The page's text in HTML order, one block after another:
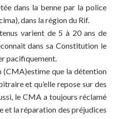
dans la benne par la police
dans la région du Rif.
varient de 5 à 20 ans de
dans sa Constitution le
pacifiquement.
(CMA)estime que la détention
et qu’elle repose sur des
le CMA a toujours réclamé
la réparation des préjudices